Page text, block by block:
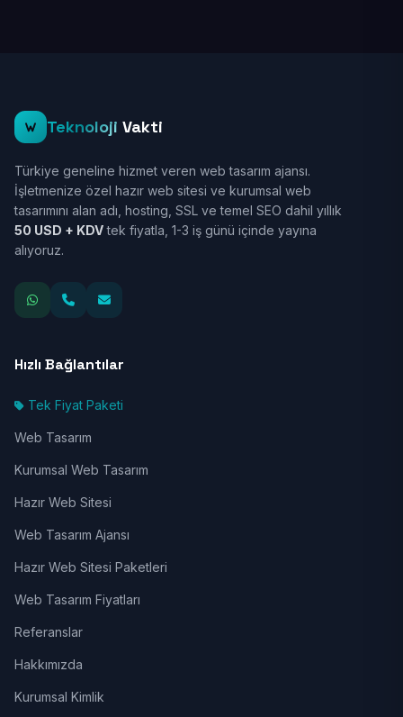
Teknoloji Vakti
Türkiye geneline hizmet veren web tasarım ajansı.
İşletmenize özel hazır web sitesi ve kurumsal web
tasarımını alan adı, hosting, SSL ve temel SEO dahil yıllık
50 USD + KDVtek fiyatla, 1-3 iş günü içinde yayına
alıyoruz.
Hızlı Bağlantılar
Tek Fiyat Paketi
Web Tasarım
Kurumsal Web Tasarım
Hazır Web Sitesi
Web Tasarım Ajansı
Hazır Web Sitesi Paketleri
Web Tasarım Fiyatları
Referanslar
Hakkımızda
Kurumsal Kimlik